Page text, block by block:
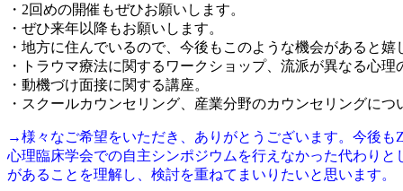
・2回めの開催もぜひお願いします。
・ぜひ来年以降もお願いします。
・地方に住んでいるので、今後もこのような機会があると嬉
・トラウマ療法に関するワークショップ、流派が異なる心
・動機づけ面接に関する講座。
・スクールカウンセリング、産業分野のカウンセリングにつ
→様々なご希望をいただき、ありがとうございます。今後
心理臨床学会での自主シンポジウムを行えなかった代わり
があることを理解し、検討を重ねてまいりたいと思います。